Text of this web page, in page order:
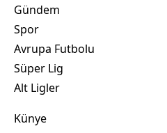
Gündem
Spor
Avrupa Futbolu
Süper Lig
Alt Ligler
Künye